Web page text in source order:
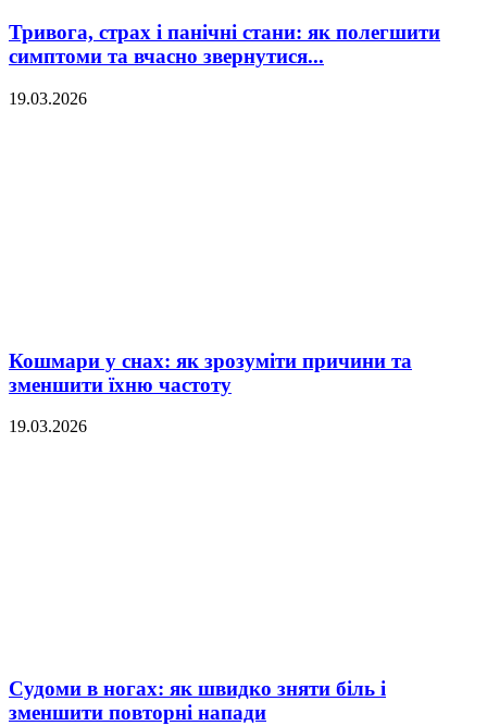
Тривога, страх і панічні стани: як полегшити
симптоми та вчасно звернутися...
19.03.2026
Кошмари у снах: як зрозуміти причини та
зменшити їхню частоту
19.03.2026
Судоми в ногах: як швидко зняти біль і
зменшити повторні напади